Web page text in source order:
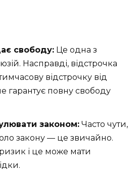
свободу: Це одна з
Насправді, відстрочка
відстрочку від
гарантує повну свободу
законом: Часто чути,
закону — це звичайно.
і це може мати